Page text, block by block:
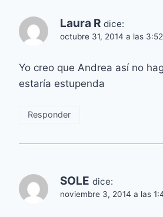
Laura R dice:
octubre 31, 2014 a las
Yo creo que Andrea así no
estaría estupenda
Responder
SOLE dice:
noviembre 3, 2014 a las